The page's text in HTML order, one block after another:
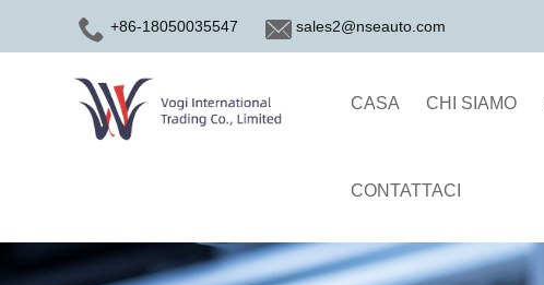
+86-18050035547 sales2@nseauto.com
CASA CHI SIAMO
CONTATTACI